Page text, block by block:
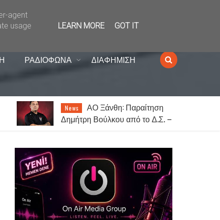
ΡΑΔΙΟΦΩΝΑ ΔΙΑΦΗΜΙΣΗ
News
Ξάνθη: Ο Γιώργος
Τσαλίκης έρχεται στον
agent
usage
LEARN MORE GOT IT